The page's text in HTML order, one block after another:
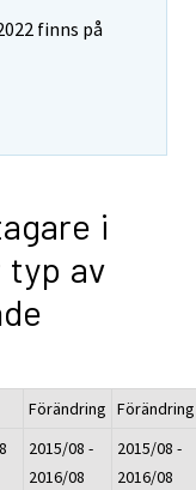
finns på
i
typ av
Förändring Förändring
2015/08 -
2016/08
2015/08 -
2016/08